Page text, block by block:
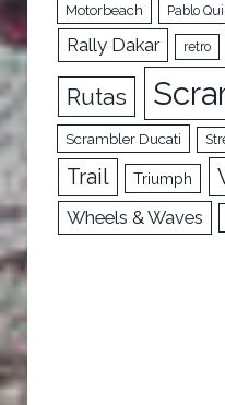
Motorbeach Pablo
Rally Dakar retro
Rutas
Scrambler Ducati
Trail Triumph
Wheels & Waves